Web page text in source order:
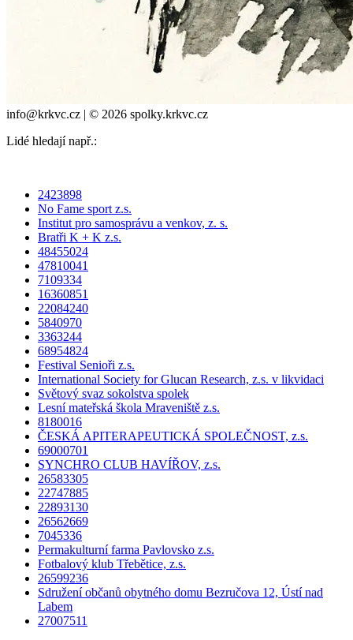
info@krkvc.cz | © 2026 spolky.krkvc.cz
Lidé hledají např.:
2423898
No Fame sport z.s.
Institut pro samosprávu a venkov, z. s.
Bratři K + K z.s.
48455024
47810041
7109334
16360851
22084240
5840970
3363244
68954824
Festival Senioři z.s.
International Society for Glucan Research, z.s. v likvidaci
Světový svaz sokolstva spolek
Lesní mateřská škola Mraveniště z.s.
8180016
ČESKÁ APITERAPEUTICKÁ SPOLEČNOST, z.s.
69000701
SYNCHRO CLUB HAVÍŘOV, z.s.
26583305
22747885
22893130
26562669
7045336
Permakulturní farma Pavlovsko z.s.
Fotbalový klub Třebětice, z.s.
26599236
Sdružení občanů obytného domu Bezručova 12, Ústí nad
Labem
27007511